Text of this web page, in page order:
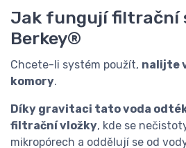
Jak fungují filtrační
Berkey®
Chcete-li systém použít, nalijte
komory.
Díky gravitaci tato voda
filtrační vložky, kde se
mikropórech a oddělují se od